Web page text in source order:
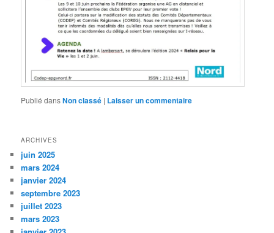
Publié dansNon classé | Laisser un commentaire
ARCHIVES
juin 2025
mars 2024
janvier 2024
septembre 2023
juillet 2023
mars 2023